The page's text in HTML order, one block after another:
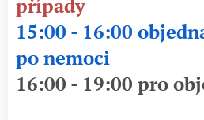
případy
15:00 - 16:00
po nemoci
16:00 - 19:00 pro